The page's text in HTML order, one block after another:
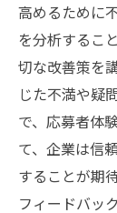
高めるために
を分析するこ
切な改善策を
じた不満や疑
で、応募者体
て、企業は信
することが期
フィードバッ